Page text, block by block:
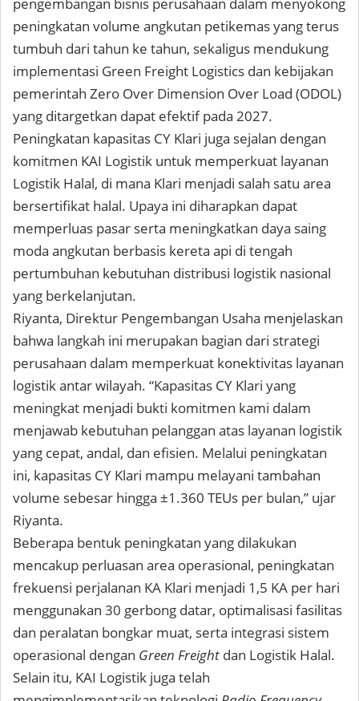
peningkatan volume angkutan petikemas yang terus
tumbuh dari tahun ke tahun, sekaligus mendukung
implementasi Green Freight Logistics dan kebijakan
pemerintah Zero Over Dimension Over Load (ODOL)
yang ditargetkan dapat efektif pada 2027.
Peningkatan kapasitas CY Klari juga sejalan dengan
komitmen KAI Logistik untuk memperkuat layanan
Logistik Halal, di mana Klari menjadi salah satu area
bersertifikat halal. Upaya ini diharapkan dapat
memperluas pasar serta meningkatkan daya saing
moda angkutan berbasis kereta api di tengah
pertumbuhan kebutuhan distribusi logistik nasional
yang berkelanjutan.
Riyanta, Direktur Pengembangan Usaha menjelaskan
bahwa langkah ini merupakan bagian dari strategi
perusahaan dalam memperkuat konektivitas layanan
logistik antar wilayah. “Kapasitas CY Klari yang
meningkat menjadi bukti komitmen kami dalam
menjawab kebutuhan pelanggan atas layanan logistik
yang cepat, andal, dan efisien. Melalui peningkatan
ini, kapasitas CY Klari mampu melayani tambahan
volume sebesar hingga ±1.360 TEUs per bulan,” ujar
Riyanta.
Beberapa bentuk peningkatan yang dilakukan
mencakup perluasan area operasional, peningkatan
frekuensi perjalanan KA Klari menjadi 1,5 KA per hari
menggunakan 30 gerbong datar, optimalisasi fasilitas
dan peralatan bongkar muat, serta integrasi sistem
operasional dengan Green Freight dan Logistik Halal.
Selain itu, KAI Logistik juga telah